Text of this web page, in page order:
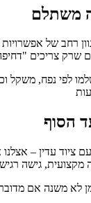
משתלם
רחב של
שרק צריכים
לפי נפח,
הסוף
ציוד עדין –
מקצועית, גישה
לא משנה אם